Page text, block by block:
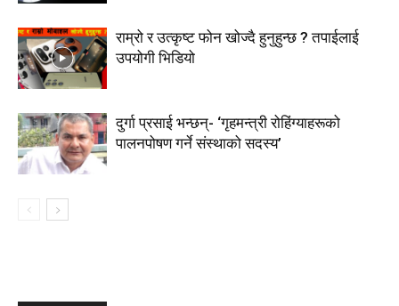
राम्रो र उत्कृष्ट फोन खोज्दै हुनुहुन्छ ? तपाईलाई
उपयोगी भिडियो
दुर्गा प्रसाई भन्छन्- ‘गृहमन्त्री रोहिंग्याहरूको
पालनपोषण गर्ने संस्थाको सदस्य’